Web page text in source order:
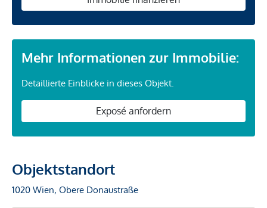
Mehr Informationen zur Immobilie:
Detaillierte Einblicke in dieses Objekt.
Exposé anfordern
Objektstandort
1020 Wien, Obere Donaustraße